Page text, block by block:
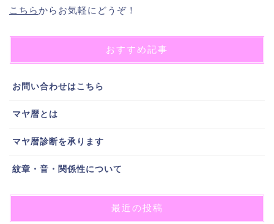
こちらからお気軽にどうぞ！
おすすめ記事
お問い合わせはこちら
マヤ暦とは
マヤ暦診断を承ります
紋章・音・関係性について
最近の投稿